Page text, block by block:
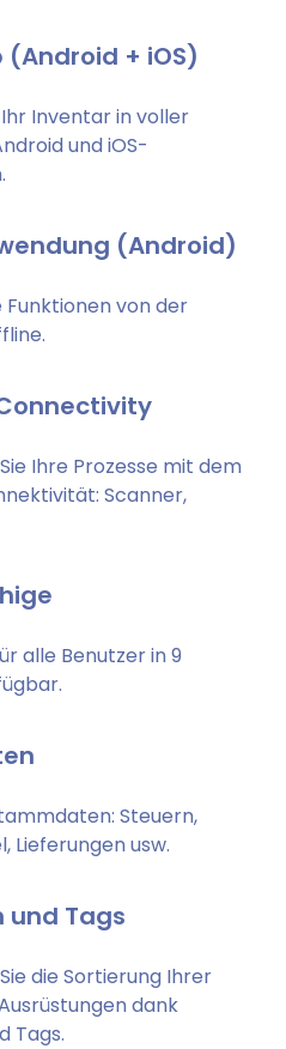
(Android + iOS)
Inventar in voller
und iOS-
(Android)
Funktionen von der
Ihre Prozesse mit dem
Scanner,
alle Benutzer in 9
Steuern,
Lieferungen usw.
und Tags
die Sortierung Ihrer
dank
Tags.